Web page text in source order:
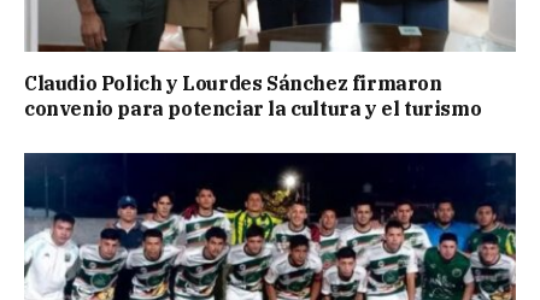
Claudio Polich y Lourdes Sánchez firmaron
convenio para potenciar la cultura y el turismo